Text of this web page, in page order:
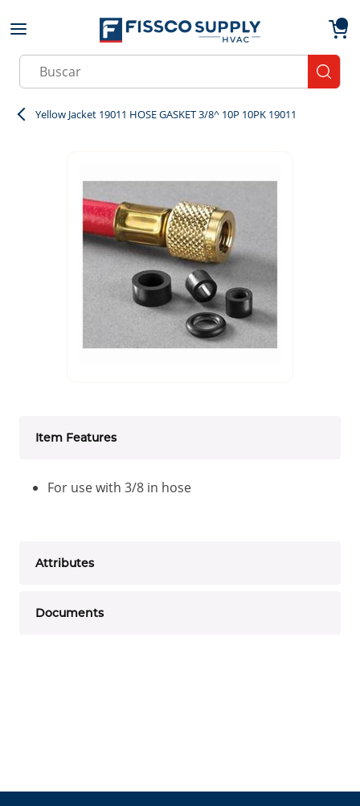
Skip to main content
Site Search
Yellow Jacket 19011 HOSE GASKET 3/8^ 10P 10PK 19011
Item Features
For use with 3/8 in hose
Attributes
Documents